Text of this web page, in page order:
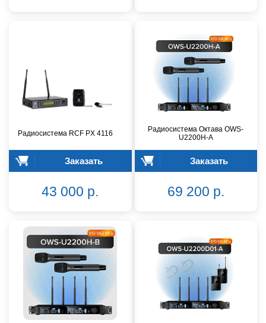
Радиосистема RCF PX 4116
Заказать
43 000 р.
Радиосистема Октава OWS-
U2200H-A
Заказать
69 200 р.